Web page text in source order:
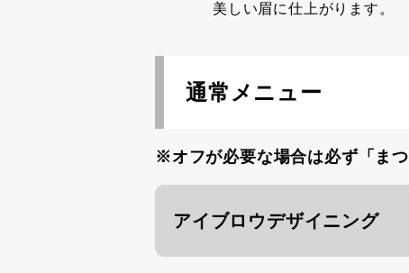
美しい眉に仕上がります。
通常メニュー
※オフが必要な場合は必ず「ま
アイブロウデザイニング